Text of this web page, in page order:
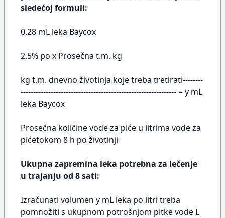
sledećoj formuli:
0.28 mL leka Baycox
2.5% po x Prosečna t.m. kg
kg t.m. dnevno životinja koje treba tretirati--------
-------------------------------------------------------------- = y mL
leka Baycox
Prosečna količine vode za piće u litrima vode za
pićetokom 8 h po životinji
Ukupna zapremina leka potrebna za lečenje
u trajanju od 8 sati:
Izračunati volumen y mL leka po litri treba
pomnožiti s ukupnom potrošnjom pitke vode L